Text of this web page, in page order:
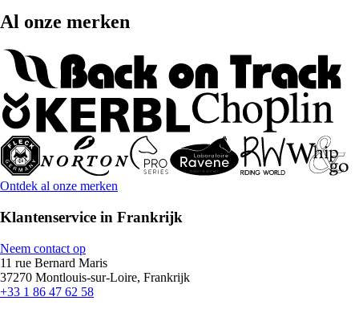
Al onze merken
Ontdek al onze merken
Klantenservice in Frankrijk
Neem contact op
11 rue Bernard Maris
37270 Montlouis-sur-Loire, Frankrijk
+33 1 86 47 62 58